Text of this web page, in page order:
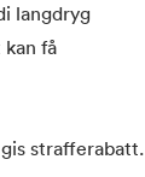
langdryg
få
strafferabatt.